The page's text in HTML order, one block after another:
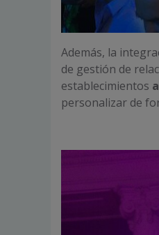
Además, la
de gestión de
establecimientos
personalizar de